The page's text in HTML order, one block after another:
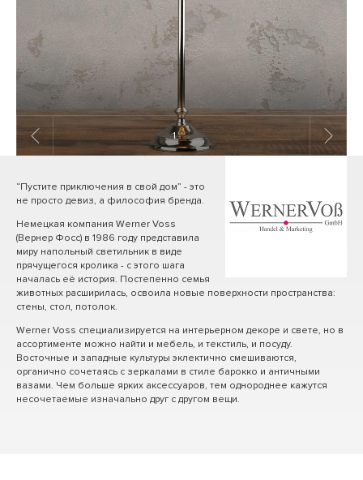
1/ 9
“Пустите приключения в свой дом” - это
не просто девиз, а философия бренда.
Немецкая компания Werner Voss
(Вернер Фосс) в 1986 году представила
миру напольный светильник в виде
прячущегося кролика - с этого шага
началась её история. Постепенно семья
животных расширилась, освоила новые поверхности пространства:
стены, стол, потолок.
Werner Voss специализируется на интерьерном декоре и свете, но в
ассортименте можно найти и мебель, и текстиль, и посуду.
Восточные и западные культуры эклектично смешиваются,
органично сочетаясь с зеркалами в стиле барокко и античными
вазами. Чем больше ярких аксессуаров, тем однороднее кажутся
несочетаемые изначально друг с другом вещи.